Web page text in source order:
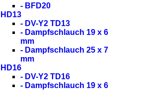
- BFD20
HD13
- DV-Y2 TD13
- Dampfschlauch 19 x 6
mm
- Dampfschlauch 25 x 7
mm
HD16
- DV-Y2 TD16
- Dampfschlauch 19 x 6